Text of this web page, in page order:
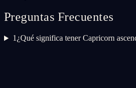
Preguntas Frecuentes
1¿Qué significa tener Capricorn